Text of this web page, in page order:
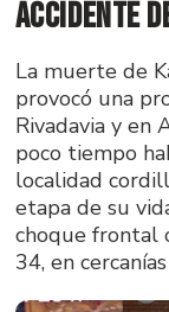
accidente
La muerte de
provocó una
Rivadavia y en
poco tiempo
localidad
etapa de su
choque frontal
34, en